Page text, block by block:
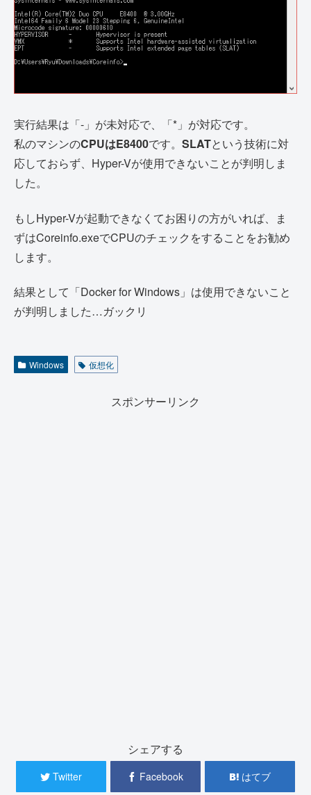
実行結果は「-」が未対応で、「*」が対応です。
私のマシンのCPUはE8400です。 SLATという技術に対
応しておらず、Hyper-Vが使用できないことが判明しま
した。
もしHyper-Vが起動できなくてお困りの方がいれば、ま
ずはCoreinfo.exeでCPUのチェックをすることをお勧め
します。
結果として「Docker for Windows」は使用できないこと
が判明しました…ガックリ
Windows 仮想化
スポンサーリンク
シェアする
Twitter Facebook はてブ